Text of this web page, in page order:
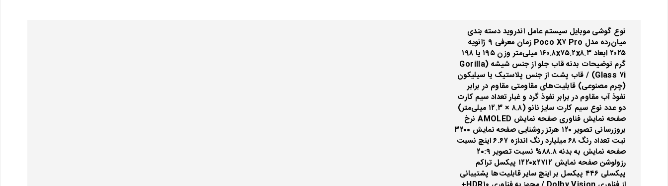
نوع گوشی موبایل سیستم عامل اندروید دسته ‌بندی
‌میان‌رده مدل Poco X۷ Pro زمان معرفی ۹ ژانویه
۲۰۲۵ ابعاد ۱۶۰.۸x۷۵.۲x۸.۳ میلی‌متر وزن ۱۹۵ یا ۱۹۸
گرم توضیحات بدنه قاب جلو از جنس شیشه (Gorilla
Glass ۷i) / قاب پشت از جنس پلاستیک یا سیلیکون
(چرم مصنوعی) قابلیت‌های مقاومتی مقاوم در برابر
نفوذ آب مقاوم در برابر نفوذ گرد و غبار تعداد سیم کارت
دو عدد نوع سیم کارت سایز نانو (۸.۸ × ۱۲.۳ میلی‌متر)
صفحه نمایش فناوری صفحه‌ نمایش AMOLED نرخ
بروزرسانی تصویر ۱۲۰ هرتز روشنایی صفحه نمایش ۳۲۰۰
نیت تعداد رنگ ۶۸ میلیارد رنگ اندازه ۶.۶۷ اینچ نسبت
صفحه‌ نمایش به بدنه ۸۸.۸% نسبت تصویر ۲۰:۹
رزولوشن صفحه نمایش ۱۲۲۰x۲۷۱۲ پیکسل تراکم
پیکسلی ۴۴۶ پیکسل بر اینچ سایر قابلیت‌ها پشتیبانی